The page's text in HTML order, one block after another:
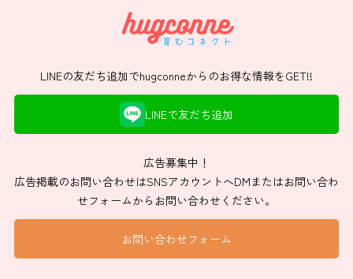
LINEの友だち追加でhugconneからのお得な情報をGET!!
LINEで友だち追加
広告募集中！
広告掲載のお問い合わせはSNSアカウントへDMまたはお問い合わ
せフォームからお問い合わせください。
お問い合わせフォーム